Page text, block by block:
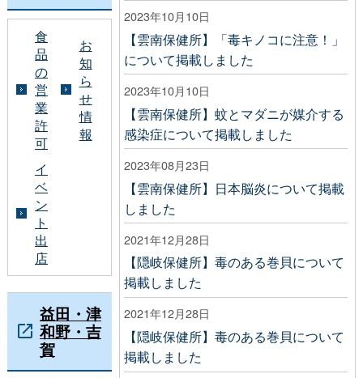
2023年10月10日
【雲南保健所】「毒キノコに注意！」
について掲載しました
2023年10月10日
【雲南保健所】蚊とマダニが媒介する
感染症について掲載しました
2023年08月23日
【雲南保健所】日本脳炎について掲載
しました
2021年12月28日
【隠岐保健所】毒のある巻貝について
掲載しました
2021年12月28日
【隠岐保健所】毒のある巻貝について
掲載しました
食
品
の
営
業
許
可
お
知
ら
せ
情
報
イ
ベ
ン
ト
出
店
益田・津
和野・吉
賀